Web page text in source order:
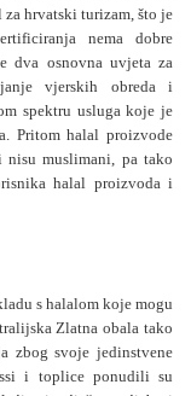
hrvatski turizam, što je
nema dobre
dva osnovna uvjeta za
vjerskih obreda i
spektru usluga koje je
Pritom halal proizvode
muslimani, pa tako
halal proizvoda i
s halalom koje mogu
Zlatna obala tako
zbog svoje jedinstvene
i toplice ponudili su